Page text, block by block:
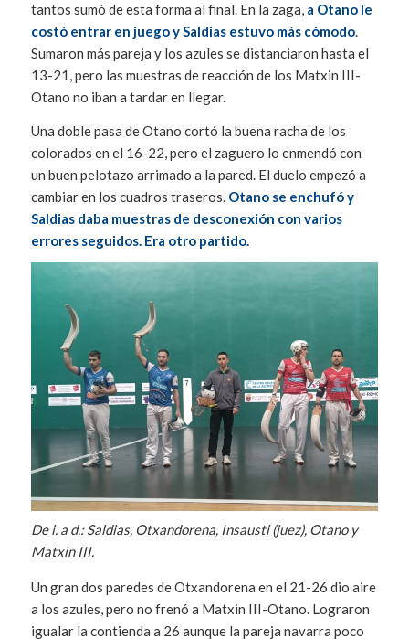
tantos sumó de esta forma al final. En la zaga, a Otano le
costó entrar en juego y Saldias estuvo más cómodo.
Sumaron más pareja y los azules se distanciaron hasta el
13-21, pero las muestras de reacción de los Matxin III-
Otano no iban a tardar en llegar.
Una doble pasa de Otano cortó la buena racha de los
colorados en el 16-22, pero el zaguero lo enmendó con
un buen pelotazo arrimado a la pared. El duelo empezó a
cambiar en los cuadros traseros. Otano se enchufó y
Saldias daba muestras de desconexión con varios
errores seguidos. Era otro partido.
De i. a d.: Saldias, Otxandorena, Insausti (juez), Otano y
Matxin III.
Un gran dos paredes de Otxandorena en el 21-26 dio aire
a los azules, pero no frenó a Matxin III-Otano. Lograron
igualar la contienda a 26 aunque la pareja navarra poco